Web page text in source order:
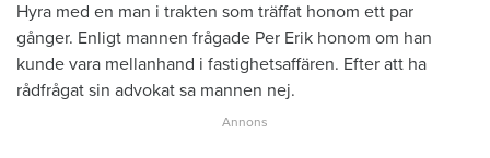
Hyra med en man i trakten som träffat honom ett par
gånger. Enligt mannen frågade Per Erik honom om han
kunde vara mellanhand i fastighetsaffären. Efter att ha
rådfrågat sin advokat sa mannen nej.